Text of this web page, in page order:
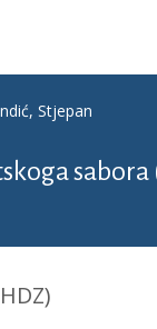
Stjepan
sabora